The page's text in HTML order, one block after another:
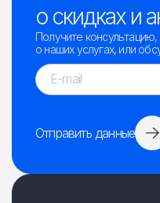
о скидках и
Получите
о наших услугах, или
Отправить данные